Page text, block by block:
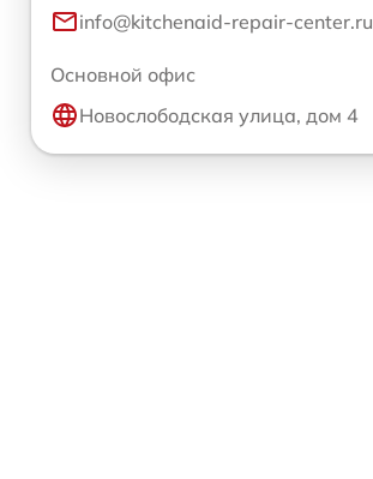
info@kitchenaid-repair-center.ru
Основной офис
Новослободская улица, дом 4